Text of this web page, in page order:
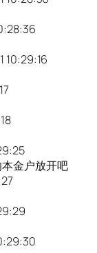
10:29:16
金户放开吧